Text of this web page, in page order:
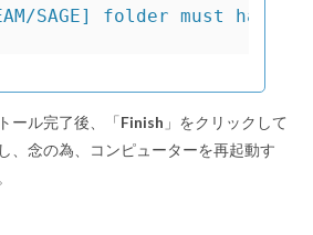
SAGE] folder must have
ール完了後、「Finish 」をクリックして
、念の為、コンピューターを再起動す